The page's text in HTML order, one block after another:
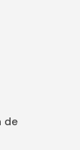
de